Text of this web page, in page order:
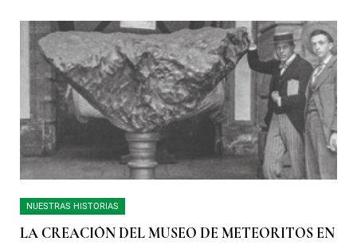
NUESTRAS HISTORIAS
LA CREACIÓN DEL MUSEO DE METEORITOS EN